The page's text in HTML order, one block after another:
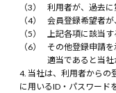
利用者が、過去
会員登録希望者
上記各項に該当
その他登録申請
適当であると当
当社は、利用者からの
に用いるID・パスワード